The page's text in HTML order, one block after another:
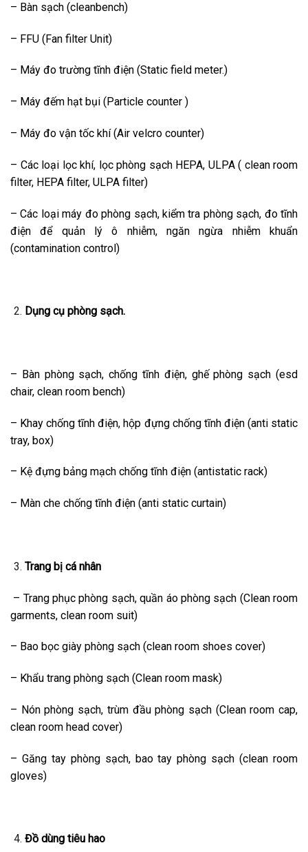
– Bàn sạch (cleanbench)
– FFU (Fan filter Unit)
– Máy đo trường tĩnh điện (Static field meter.)
– Máy đếm hạt bụi (Particle counter )
– Máy đo vận tốc khí (Air velcro counter)
– Các loại lọc khí, lọc phòng sạch HEPA, ULPA ( clean room
filter, HEPA filter, ULPA filter)
– Các loại máy đo phòng sạch, kiểm tra phòng sạch, đo tĩnh
điện để quản lý ô nhiễm, ngăn ngừa nhiễm khuẩn
(contamination control)
Dụng cụ phòng sạch.
– Bàn phòng sạch, chống tĩnh điện, ghế phòng sạch (esd
chair, clean room bench)
– Khay chống tĩnh điện, hộp đựng chống tĩnh điện (anti static
tray, box)
– Kệ đựng bảng mạch chống tĩnh điện (antistatic rack)
– Màn che chống tĩnh điện (anti static curtain)
Trang bị cá nhân
– Trang phục phòng sạch, quần áo phòng sạch (Clean room
garments, clean room suit)
– Bao bọc giày phòng sạch (clean room shoes cover)
– Khẩu trang phòng sạch (Clean room mask)
– Nón phòng sạch, trùm đầu phòng sạch (Clean room cap,
clean room head cover)
– Găng tay phòng sạch, bao tay phòng sạch (clean room
gloves)
Đồ dùng tiêu hao